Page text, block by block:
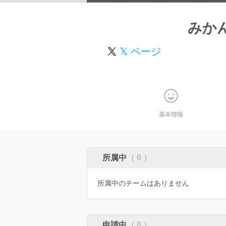
みか
𝕏 ページ
基本情報
所属中 （ 0 ）
所属中のチームはありません